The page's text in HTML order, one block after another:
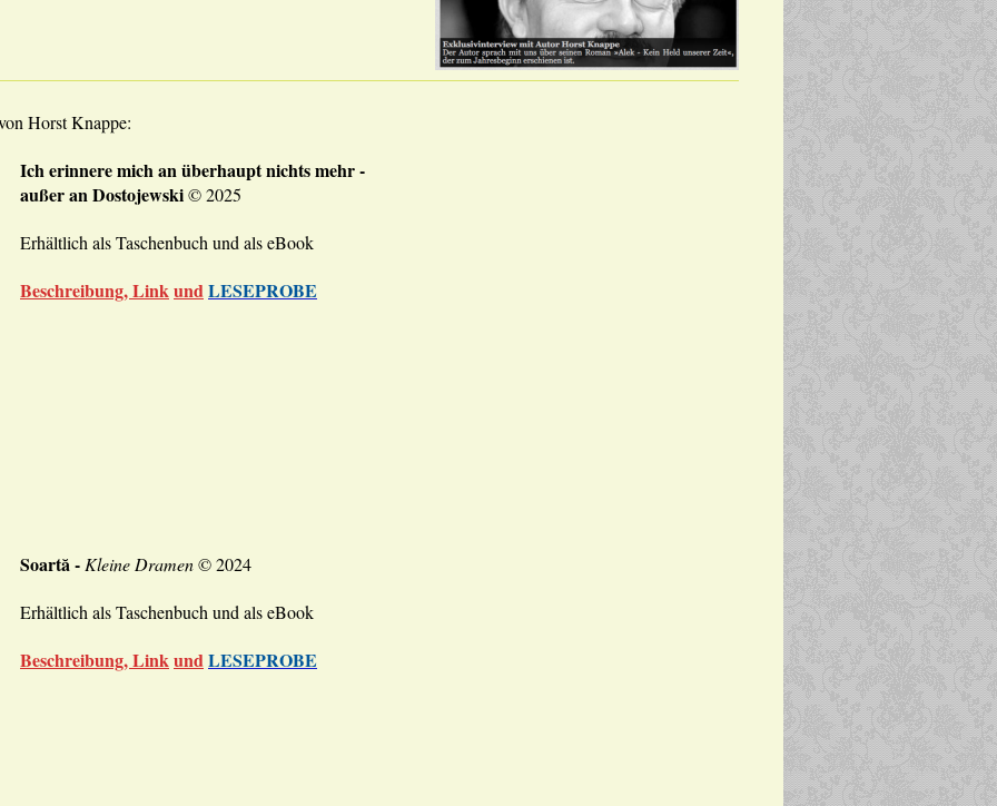
Horst Knappe:
Ich erinnere mich an überhaupt nichts mehr -
außer an Dostojewski© 2025
Erhältlich als Taschenbuch und als eBook
Beschreibung, LinkundLESEPROBE
Soartă - Kleine Dramen© 2024
Erhältlich als Taschenbuch und als eBook
Beschreibung, LinkundLESEPROBE